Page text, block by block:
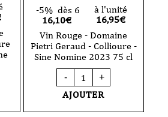
-5% dès 6
16,10€
à l'unité
16,95€
Vin Rouge - Domaine
Pietri Geraud - Collioure -
Sine Nomine 2023 75 cl
-
quantité
de
Vin
Rouge
-
+
AJOUTER